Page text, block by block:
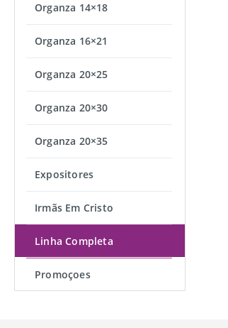
Organza 14×18
Organza 16×21
Organza 20×25
Organza 20×30
Organza 20×35
Expositores
Irmãs Em Cristo
Linha Completa
Promoçoes